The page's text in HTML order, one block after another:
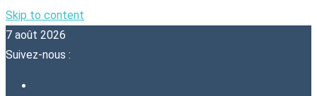
Skip to content
7 août 2026
Suivez-nous :